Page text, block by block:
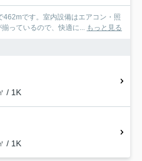
462mです。室内設備はエアコン・照
っているので、快適に... もっと見る
/ 1K
/ 1K